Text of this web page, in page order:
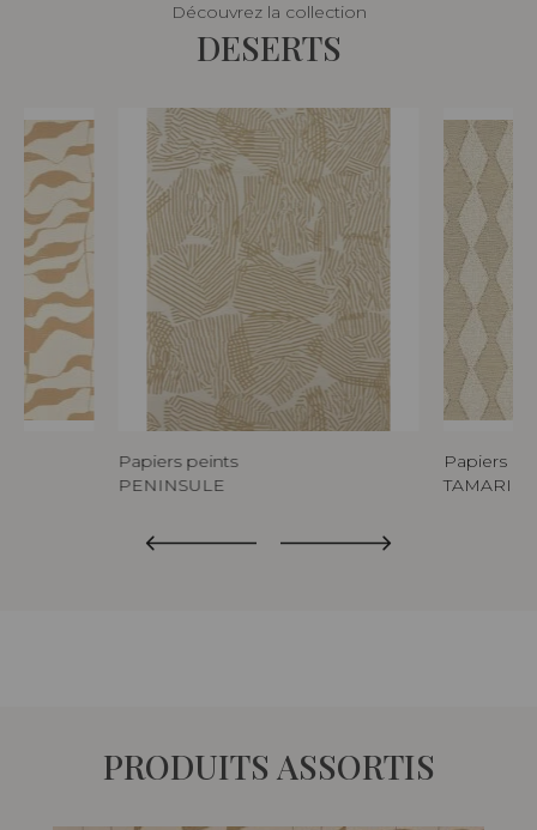
Découvrez la collection
DESERTS
Papiers peints
PENINSULE
Papiers
TAMARIS
PRODUITS ASSORTIS